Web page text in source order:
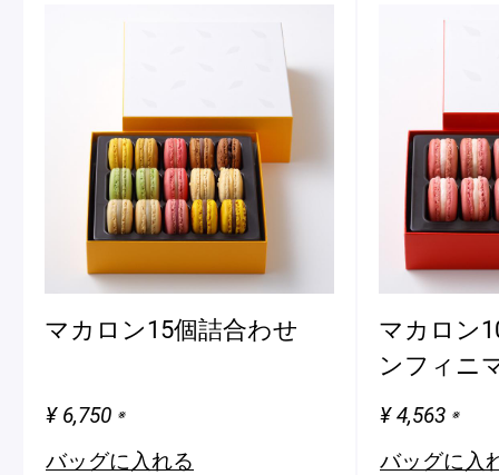
マカロン15個詰合わせ
¥ 6,750 ※
バッグに入れる
マカロン
ンフィニ
¥ 4,563 ※
バッグに入